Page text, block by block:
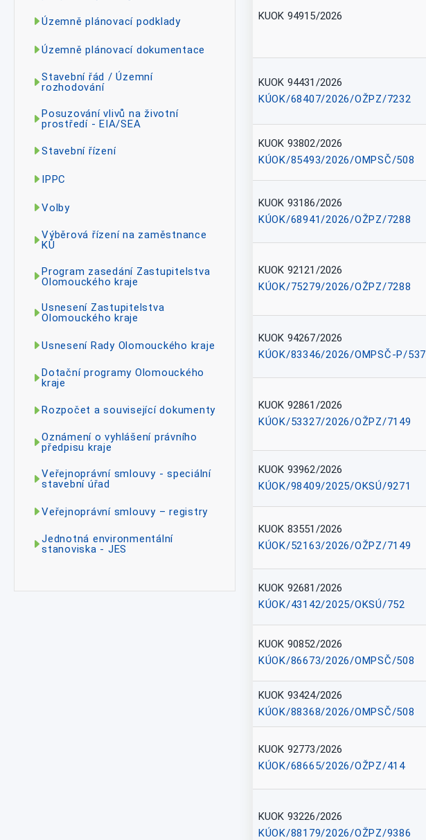
Územně plánovací podklady
Územně plánovací dokumentace
Stavební řád / Územní
rozhodování
Posuzování vlivů na životní
prostředí - EIA/SEA
Stavební řízení
IPPC
Volby
Výběrová řízení na zaměstnance
KÚ
Program zasedání Zastupitelstva
Olomouckého kraje
Usnesení Zastupitelstva
Olomouckého kraje
Usnesení Rady Olomouckého kraje
Dotační programy Olomouckého
kraje
Rozpočet a související dokumenty
Oznámení o vyhlášení právního
předpisu kraje
Veřejnoprávní smlouvy - speciální
stavební úřad
Veřejnoprávní smlouvy – registry
Jednotná environmentální
stanoviska - JES
KUOK 94915/2026
KUOK 94431/2026
KÚOK/68407/2026/OŽPZ/7232
KUOK 93802/2026
KÚOK/85493/2026/OMPSČ/508
KUOK 93186/2026
KÚOK/68941/2026/OŽPZ/7288
KUOK 92121/2026
KÚOK/75279/2026/OŽPZ/7288
KUOK 94267/2026
KÚOK/83346/2026/OMPSČ-P/537
KUOK 92861/2026
KÚOK/53327/2026/OŽPZ/7149
KUOK 93962/2026
KÚOK/98409/2025/OKSÚ/9271
KUOK 83551/2026
KÚOK/52163/2026/OŽPZ/7149
KUOK 92681/2026
KÚOK/43142/2025/OKSÚ/752
KUOK 90852/2026
KÚOK/86673/2026/OMPSČ/508
KUOK 93424/2026
KÚOK/88368/2026/OMPSČ/508
KUOK 92773/2026
KÚOK/68665/2026/OŽPZ/414
KUOK 93226/2026
KÚOK/88179/2026/OŽPZ/9386